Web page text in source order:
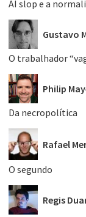
AI slop e a
Gustavo
O trabalhador
Philip
Da necropolítica
Rafael
O segundo
Regis